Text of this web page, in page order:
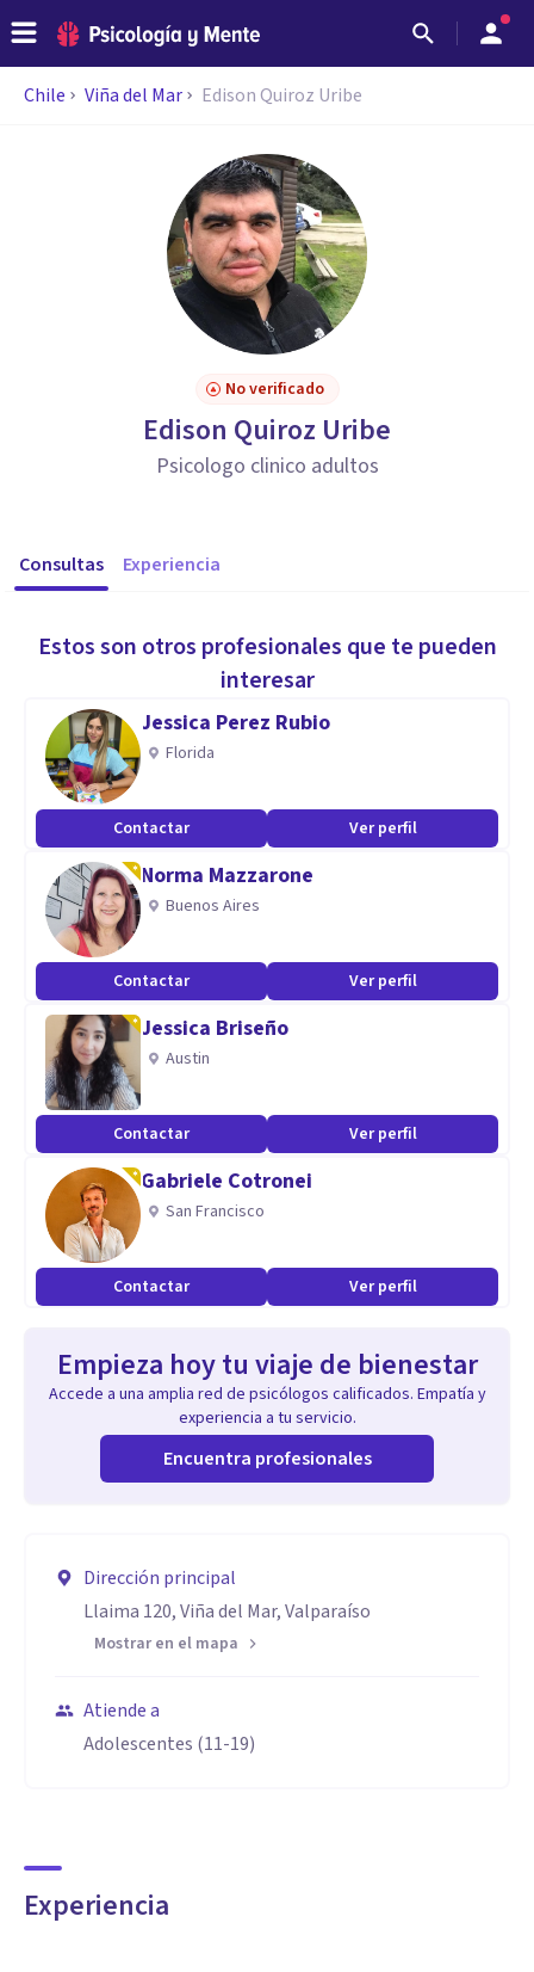
Chile Viña del Mar Edison Quiroz Uribe
No verificado
Edison Quiroz Uribe
Psicologo clinico adultos
Consultas Experiencia
Estos son otros profesionales que te pueden
interesar
Jessica Perez Rubio
Florida
Contactar Ver perfil
Norma Mazzarone
Buenos Aires
Contactar Ver perfil
Jessica Briseño
Austin
Contactar Ver perfil
Gabriele Cotronei
San Francisco
Contactar Ver perfil
Empieza hoy tu viaje de bienestar
Accede a una amplia red de psicólogos calificados. Empatía y
experiencia a tu servicio.
Encuentra profesionales
Dirección principal
Llaima 120, Viña del Mar, Valparaíso
Mostrar en el mapa
Atiende a
Adolescentes (11-19)
Experiencia